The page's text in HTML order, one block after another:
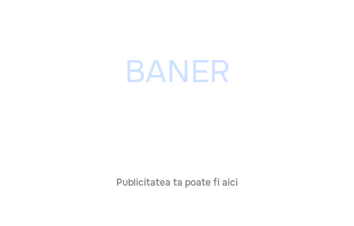
Publicitatea ta poate fi aici